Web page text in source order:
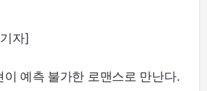
자]
이 예측 불가한 로맨스로 만난다.